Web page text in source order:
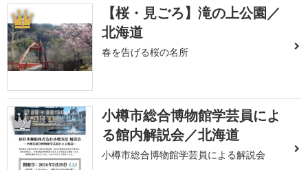
1
【桜・見ごろ】滝の上公園／
北海道
春を告げる桜の名所
2
小樽市総合博物館学芸員によ
る館内解説会／北海道
小樽市総合博物館学芸員による解説会